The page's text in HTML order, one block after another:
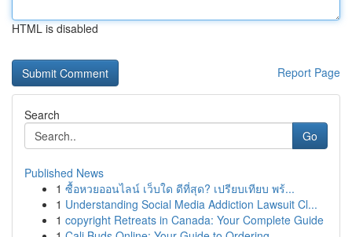
HTML is disabled
Report Page
Search
Go
Published News
1 ซื้อหวยออนไลน์ เว็บใด ดีที่สุด? เปรียบเทียบ พร้...
1 Understanding Social Media Addiction Lawsuit Cl...
1 copyright Retreats in Canada: Your Complete Guide